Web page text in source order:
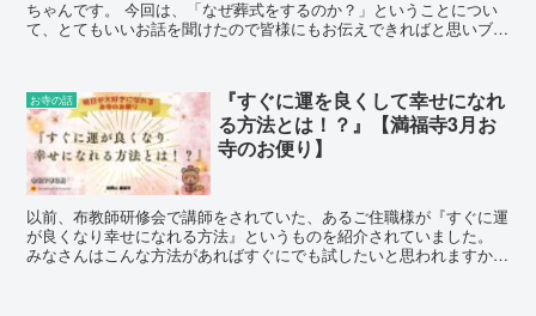
ちゃんです。 今回は、「なぜ葬式をするのか？」ということについ
て、とてもいいお話を聞けたので皆様にもお伝えできればと思いブロ
あり、また女性の憧れとなっていた西畑春枝(にしはたはるえ)さんと
いう方になります。
お寺の話
『すぐに運を良くして幸せになれ
る方法とは！？』【満福寺3月お
寺のお便り】
以前、布教師研修会で講師をされていた、あるご住職様が『すぐに運
が良くなり幸せになれる方法』というものを紹介されていました。
みなさんはこんな方法があればすぐにでも試したいと思われますか？